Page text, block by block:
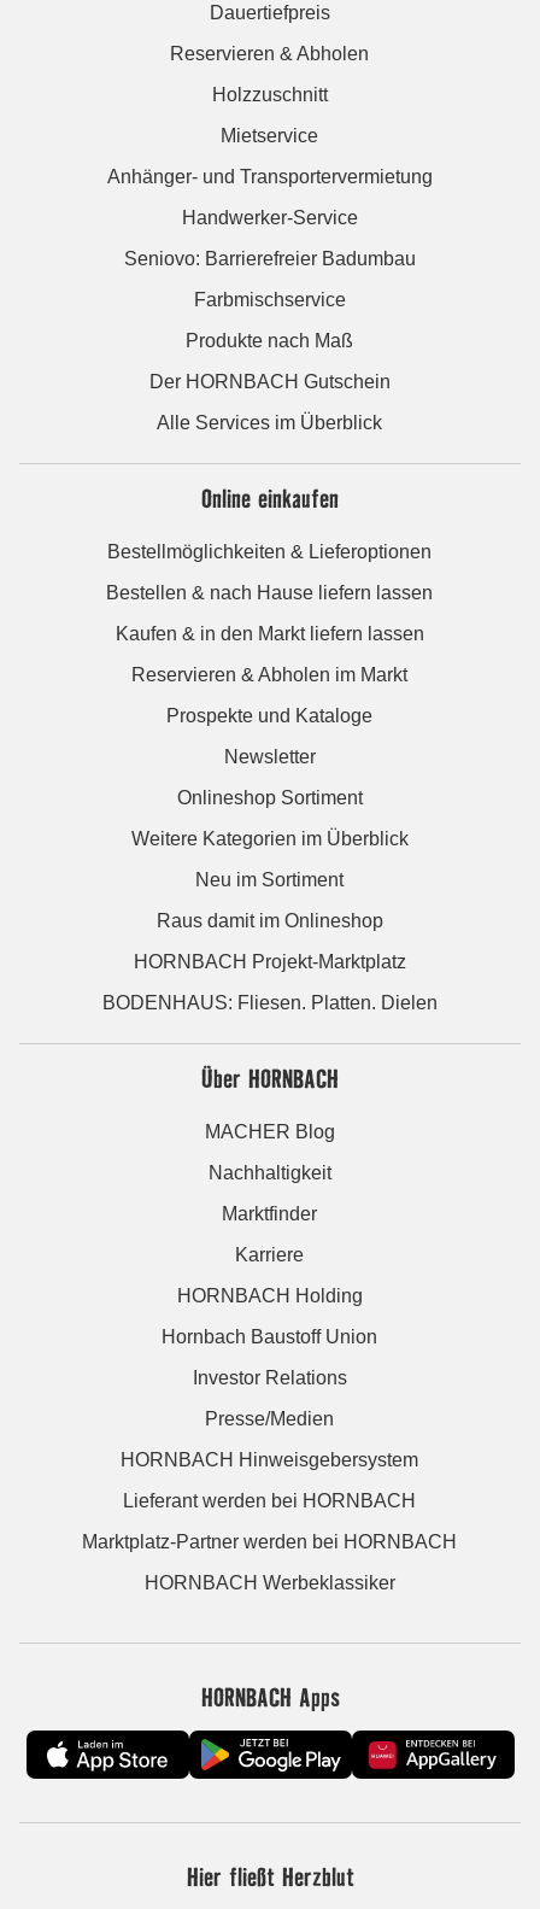
Dauertiefpreis
Reservieren & Abholen
Holzzuschnitt
Mietservice
Anhänger- und Transportervermietung
Handwerker-Service
Seniovo: Barrierefreier Badumbau
Farbmischservice
Produkte nach Maß
Der HORNBACH Gutschein
Alle Services im Überblick
Online einkaufen
Bestellmöglichkeiten & Lieferoptionen
Bestellen & nach Hause liefern lassen
Kaufen & in den Markt liefern lassen
Reservieren & Abholen im Markt
Prospekte und Kataloge
Newsletter
Onlineshop Sortiment
Weitere Kategorien im Überblick
Neu im Sortiment
Raus damit im Onlineshop
HORNBACH Projekt-Marktplatz
BODENHAUS: Fliesen. Platten. Dielen
Über HORNBACH
MACHER Blog
Nachhaltigkeit
Marktfinder
Karriere
HORNBACH Holding
Hornbach Baustoff Union
Investor Relations
Presse/Medien
HORNBACH Hinweisgebersystem
Lieferant werden bei HORNBACH
Marktplatz-Partner werden bei HORNBACH
HORNBACH Werbeklassiker
HORNBACH Apps
Hier fließt Herzblut